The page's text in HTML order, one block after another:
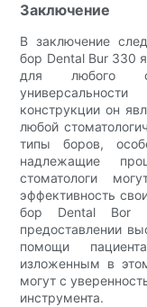
Заключение
В заключение
бор Dental Bur 330
для любого
конструкции он
любой
типы боров,
надлежащие
стоматологи
эффективность
бор Dental Bor
предоставлении
помощи
изложенным в
могут с
инструмента.